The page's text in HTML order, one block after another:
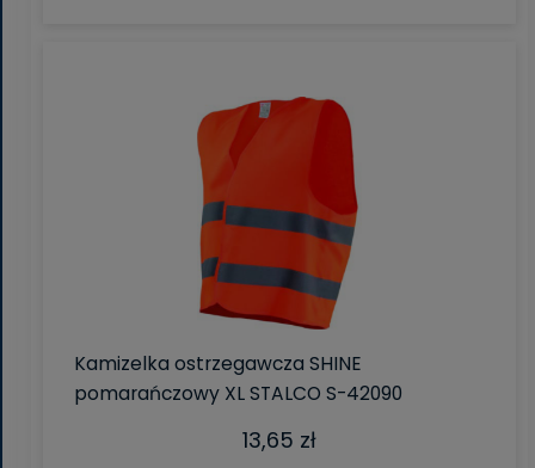
Kamizelka ostrzegawcza SHINE
pomarańczowy XL STALCO S-42090
13,65 zł